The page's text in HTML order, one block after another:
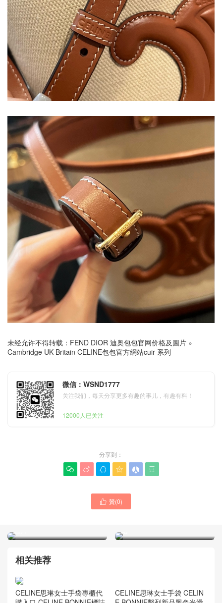
未经允许不得转载： FEND DIOR 迪奥包包官网价格及圖片 »
Cambridge UK Britain CELINE包包官方網站cuir 系列
微信：WSND1777
关注我们，每天分享更多有趣的事儿，有趣有料！
12000人已关注
分享到：
     
 贊(0)
CELINE包包棕色cuir馬鞍包
CELINE包包標誌是什麽樣子
相关推荐
CELINE思琳女士手袋專櫃代